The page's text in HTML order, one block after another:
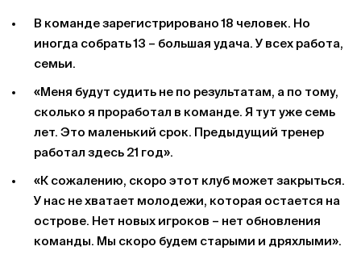
В команде зарегистрировано 18 человек. Но
иногда собрать 13 – большая удача. У всех работа,
семьи.
«Меня будут судить не по результатам, а по тому,
сколько я проработал в команде. Я тут уже семь
лет. Это маленький срок. Предыдущий тренер
работал здесь 21 год».
«К сожалению, скоро этот клуб может закрыться.
У нас не хватает молодежи, которая остается на
острове. Нет новых игроков – нет обновления
команды. Мы скоро будем старыми и дряхлыми».